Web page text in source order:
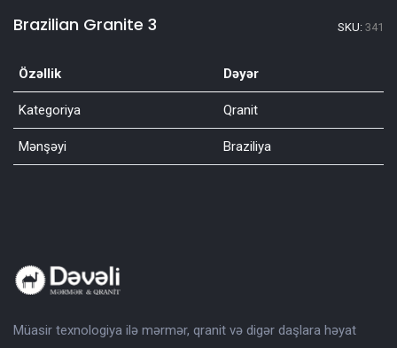
Brazilian Granite 3 SKU: 341
Özəllik Dəyər
Kategoriya Qranit
Mənşəyi Braziliya
Müasir texnologiya ilə mərmər, qranit və digər daşlara həyat